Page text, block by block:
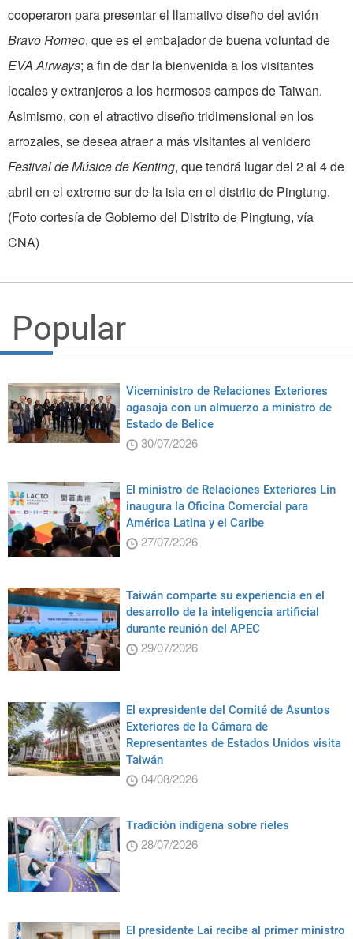
cooperaron para presentar el llamativo diseño del avión
Bravo Romeo, que es el embajador de buena voluntad de
EVA Airways; a fin de dar la bienvenida a los visitantes
locales y extranjeros a los hermosos campos de Taiwan.
Asimismo, con el atractivo diseño tridimensional en los
arrozales, se desea atraer a más visitantes al venidero
Festival de Música de Kenting, que tendrá lugar del 2 al 4 de
abril en el extremo sur de la isla en el distrito de Pingtung.
(Foto cortesía de Gobierno del Distrito de Pingtung, vía
CNA)
Popular
Viceministro de Relaciones Exteriores
agasaja con un almuerzo a ministro de
Estado de Belice
30/07/2026
El ministro de Relaciones Exteriores Lin
inaugura la Oficina Comercial para
América Latina y el Caribe
27/07/2026
Taiwán comparte su experiencia en el
desarrollo de la inteligencia artificial
durante reunión del APEC
29/07/2026
El expresidente del Comité de Asuntos
Exteriores de la Cámara de
Representantes de Estados Unidos visita
Taiwán
04/08/2026
Tradición indígena sobre rieles
28/07/2026
El presidente Lai recibe al primer ministro